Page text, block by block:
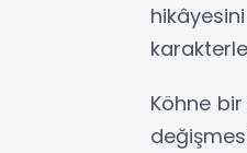
Köhne